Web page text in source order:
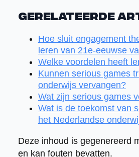
Gerelateerde
Hoe sluit engagement
leren van 21e-eeuwse
Welke voordelen heeft
Kunnen serious games
onderwijs vervangen?
Wat zijn serious games
Wat is de toekomst van
het Nederlandse
Deze inhoud is gegenereerd
en kan fouten bevatten.